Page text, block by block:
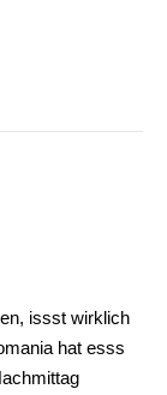
issst wirklich
hat esss